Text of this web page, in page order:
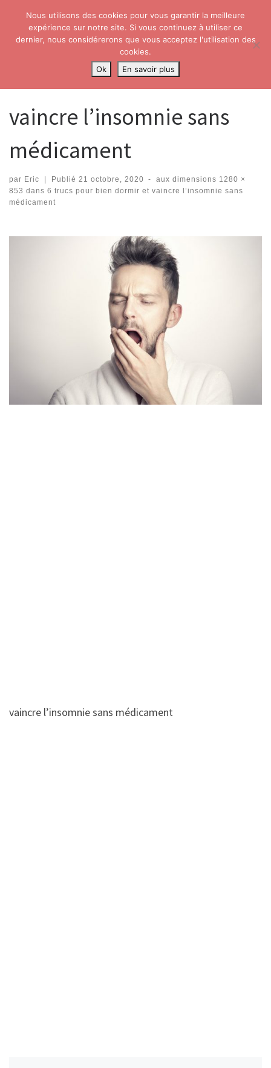
Skip to content
Search
6 trucs pour bien dormir et vaincre l’insomnie sans
vaincre l’insomnie sans médicament
vaincre l’insomnie sans
médicament
par Eric | Publié 21 octobre, 2020 - aux dimensions 1280 ×
853 dans 6 trucs pour bien dormir et vaincre l’insomnie sans
médicament
Navigation dans les images
vaincre l’insomnie sans médicament
Nous utilisons des cookies pour vous garantir la meilleure
expérience sur notre site. Si vous continuez à utiliser ce
dernier, nous considérerons que vous acceptez l'utilisation des
cookies.
Ok
En savoir plus